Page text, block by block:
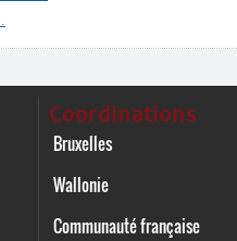
Coordinations
Bruxelles
Wallonie
Communauté française